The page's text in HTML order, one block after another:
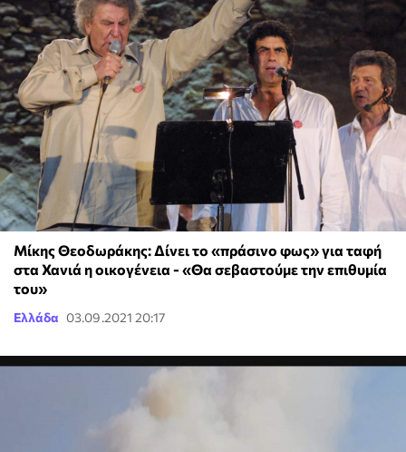
Μίκης Θεοδωράκης: Δίνει το «πράσινο φως» για ταφή
στα Χανιά η οικογένεια - «Θα σεβαστούμε την επιθυμία
του»
Ελλάδα 03.09.2021 20:17